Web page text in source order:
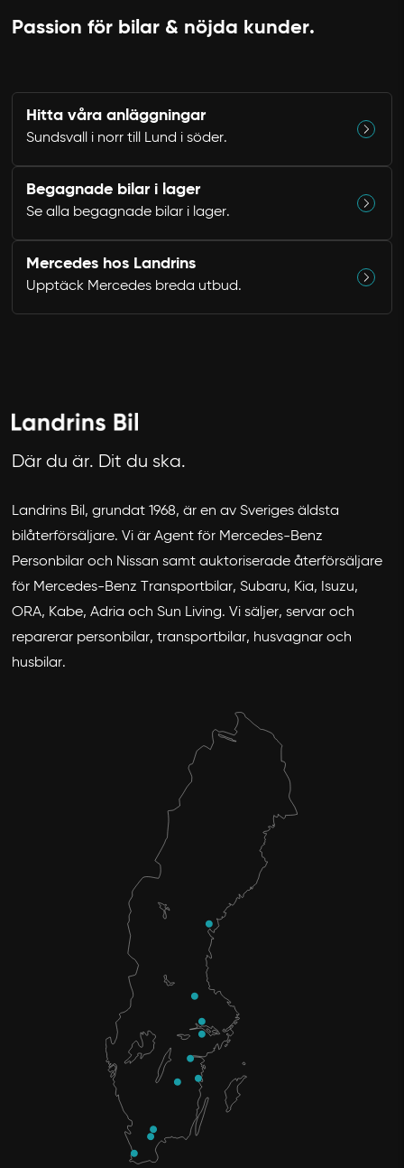
Passion för bilar & nöjda kunder.
Hitta våra anläggningar
Sundsvall i norr till Lund i söder.
Begagnade bilar i lager
Se alla begagnade bilar i lager.
Mercedes hos Landrins
Upptäck Mercedes breda utbud.
Där du är. Dit du ska.
Landrins Bil, grundat 1968, är en av Sveriges äldsta
bilåterförsäljare. Vi är Agent för Mercedes-Benz
Personbilar och Nissan samt auktoriserade återförsäljare
för Mercedes-Benz Transportbilar, Subaru, Kia, Isuzu,
ORA, Kabe, Adria och Sun Living. Vi säljer, servar och
reparerar personbilar, transportbilar, husvagnar och
husbilar.